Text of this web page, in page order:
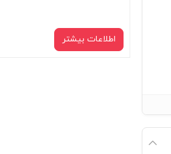
اطلاعات بیشتر